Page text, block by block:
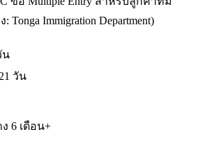
Immigration Department)
น
วัน
6 เดือน+